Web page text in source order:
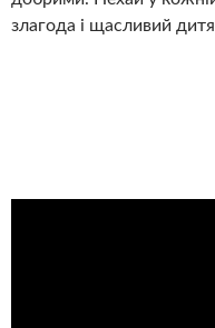
злагода і щасливий